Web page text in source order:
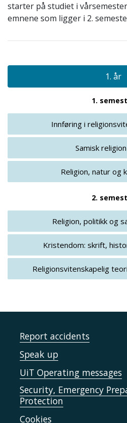
starter på studiet i
emnene som ligger i 2.
1. år
1.
Innføring i
Samisk religion
Religion, natur og
2.
Religion, politikk og
Kristendom: skrift,
Religionsvitenskapelig
Report accidents
Speak up
UiT Operating messages
Security, Emergency
Protection
Cookies